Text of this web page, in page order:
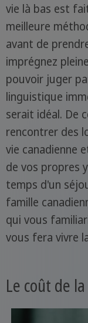
vie là bas est
meilleure
avant de
imprégnez
pouvoir juger
linguistique
serait idéal. De
rencontrer des
vie canadienne
de vos propres
temps d'un
famille
qui vous
vous fera vivre
Le coût de